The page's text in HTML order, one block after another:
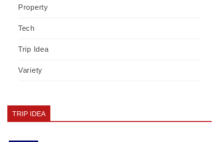
Property
Tech
Trip Idea
Variety
TRIP IDEA